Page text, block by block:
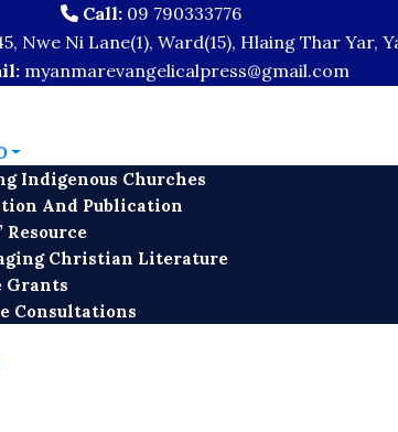
Call: 09 790333776
Nwe Ni Lane(1), Ward(15), Hlaing Thar Yar,
myanmarevangelicalpress@gmail.com
Indigenous Churches
And Publication
Resource
Christian Literature
Grants
Consultations